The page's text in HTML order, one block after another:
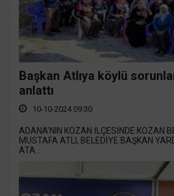
Başkan Atlıya köylü
anlattı
10-10-2024 09:30
ADANA’NIN KOZAN İLÇESİNDE KOZAN
MUSTAFA ATLI, BELEDİYE BAŞKAN
ATA...